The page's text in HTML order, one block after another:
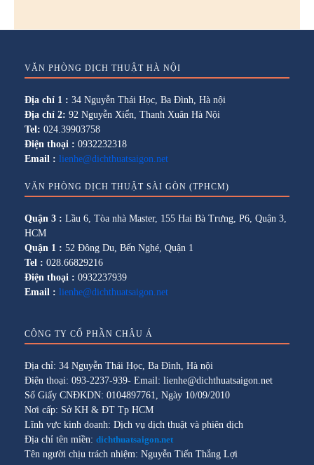
VĂN PHÒNG DỊCH THUẬT HÀ NỘI
Địa chỉ 1 : 34 Nguyễn Thái Học, Ba Đình, Hà nội
Địa chỉ 2: 92 Nguyễn Xiển, Thanh Xuân Hà Nội
Tel: 024.39903758
Điện thoại : 0932232318
Email : lienhe@dichthuatsaigon.net
VĂN PHÒNG DỊCH THUẬT SÀI GÒN (TPHCM)
Quận 3 : Lầu 6, Tòa nhà Master, 155 Hai Bà Trưng, P6, Quận 3,
HCM
Quận 1 : 52 Đông Du, Bến Nghé, Quận 1
Tel : 028.66829216
Điện thoại : 0932237939
Email : lienhe@dichthuatsaigon.net
CÔNG TY CỔ PHẦN CHÂU Á
Địa chỉ: 34 Nguyễn Thái Học, Ba Đình, Hà nội
Điện thoại: 093-2237-939- Email: lienhe@dichthuatsaigon.net
Số Giấy CNĐKDN: 0104897761, Ngày 10/09/2010
Nơi cấp: Sở KH & ĐT Tp HCM
Lĩnh vực kinh doanh: Dịch vụ dịch thuật và phiên dịch
Địa chỉ tên miền: dichthuatsaigon.net
Tên người chịu trách nhiệm: Nguyễn Tiến Thắng Lợi